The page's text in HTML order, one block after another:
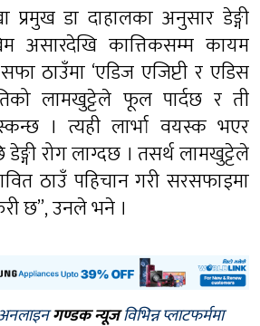
प्रमुख डा दाहालका अनुसार डेङ्गी
असारदेखि कात्तिकसम्म कायम
ठाउँमा ‘एडिज एजिप्टी र एडिस
लामखुट्टेले फूल पार्दछ र ती
। त्यही लार्भा वयस्क भएर
रोग लाग्दछ । तसर्थ लामखुट्टेले
ठाउँ पहिचान गरी सरसफाइमा
छ”, उनले भने ।
गण्डक न्यूजविभिन्न प्लाटफर्ममा